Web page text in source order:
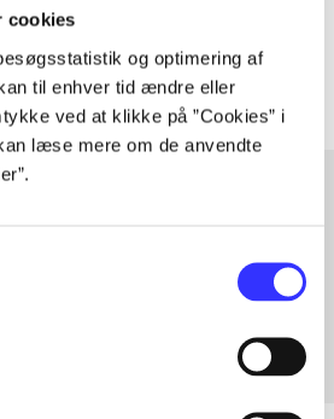
cookies
og optimering af
til enhver tid ændre eller
ved at klikke på ”Cookies” i
læse mere om de anvendte
om